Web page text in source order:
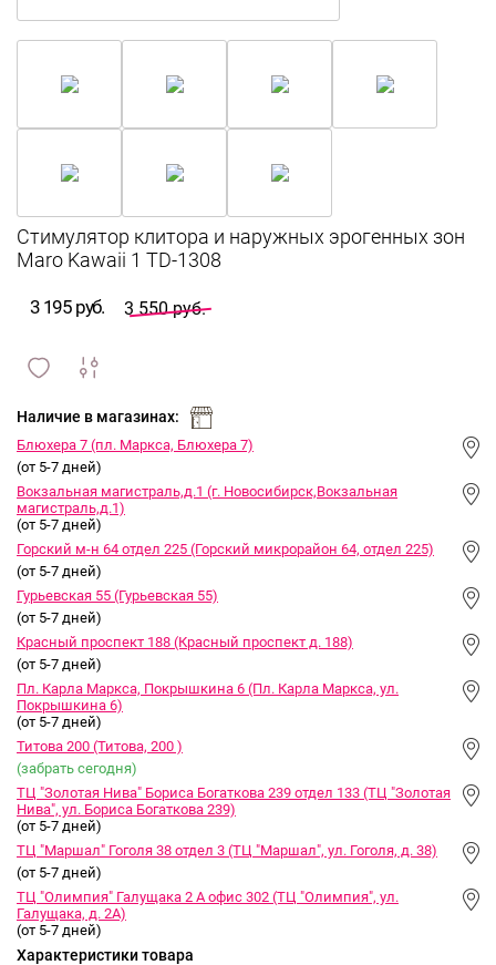
3 195 руб. 3 550 руб.
и
Наличие в магазинах:
Блюхера 7 (пл. Маркса, Блюхера 7)
(от 5-7 дней)
Вокзальная магистраль,д.1 (г. Новосибирск,Вокзальная
магистраль,д.1)
(от 5-7 дней)
Горский м-н 64 отдел 225 (Горский микрорайон 64, отдел 225)
(от 5-7 дней)
Гурьевская 55 (Гурьевская 55)
(от 5-7 дней)
Красный проспект 188 (Красный проспект д. 188)
(от 5-7 дней)
Пл. Карла Маркса, Покрышкина 6 (Пл. Карла Маркса, ул.
Покрышкина 6)
(от 5-7 дней)
Титова 200 (Титова, 200 )
(забрать сегодня)
ТЦ "Золотая Нива" Бориса Богаткова 239 отдел 133 (ТЦ "Золотая
Нива", ул. Бориса Богаткова 239)
(от 5-7 дней)
ТЦ "Маршал" Гоголя 38 отдел 3 (ТЦ "Маршал", ул. Гоголя, д. 38)
(от 5-7 дней)
ТЦ "Олимпия" Галущака 2 А офис 302 (ТЦ "Олимпия", ул.
Галущака, д. 2А)
(от 5-7 дней)
Характеристики товара